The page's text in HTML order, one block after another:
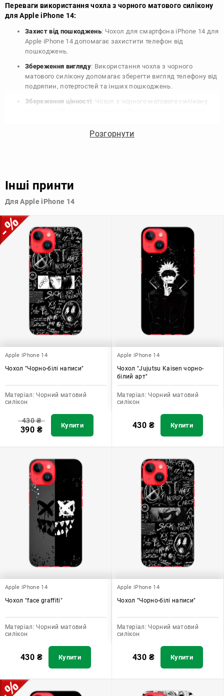
Переваги використання чохла з чорного матового силікону
для Apple iPhone 14:
Захист від пошкоджень: Чохол для смартфона iPhone 14 для
Apple iPhone 14 допомагає захистити телефон від
пошкоджень.
Збереження вигляду: Використання чохла з чорного
матового силікону допомагає зберегти вигляд телефону від
подряпин, потертостей та інших пошкоджень.
Збереження цінності: Чохол з чорного матового силікону
продати свій пристрій в майбутньому.
Узагалі, чохол для телефону - це дуже корисний аксесуар, який
допомагає захистити ваш пристрій, зберегти його цінність і
Розгорнути
Інші принти
Для Apple iPhone 14
Apple iPhone 14
Чохол "Чорно-білі написи"
Матеріал: Чорний матовий
силікон
430₴
390 ₴ Купити
Apple iPhone 14
Чохол "Jujutsu Kaisen чорно-
білий арт"
Матеріал: Чорний матовий
силікон
430 ₴ Купити
Apple iPhone 14
Чохол "face graffiti"
Матеріал: Чорний матовий
силікон
430 ₴ Купити
Apple iPhone 14
Чохол "Чорно-білі написи"
Матеріал: Чорний матовий
силікон
430 ₴ Купити